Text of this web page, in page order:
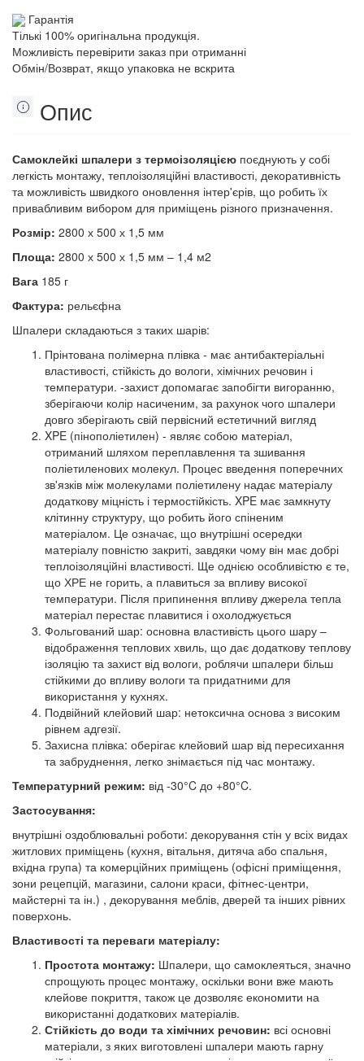
Гарантія
Тількі 100% оригінальна продукція.
Можливість перевірити заказ при отриманні
Обмін/Возврат, якщо упаковка не вскрита
Опис
Самоклейкі шпалери з термоізоляцією поєднують у собі
легкість монтажу, теплоізоляційні властивості, декоративність
та можливість швидкого оновлення інтер'єрів, що робить їх
привабливим вибором для приміщень різного призначення.
Розмір: 2800 х 500 х 1,5 мм
Площа: 2800 х 500 х 1,5 мм – 1,4 м2
Вага 185 г
Фактура: рельєфна
Шпалери складаються з таких шарів:
Прінтована полімерна плівка - має антибактеріальні
властивості, стійкість до вологи, хімічних речовин і
температури. -захист допомагає запобігти вигоранню,
зберігаючи колір насиченим, за рахунок чого шпалери
довго зберігають свій первісний естетичний вигляд
XPE (пінополіетилен) - являє собою матеріал,
отриманий шляхом переплавлення та зшивання
поліетиленових молекул. Процес введення поперечних
зв'язків між молекулами поліетилену надає матеріалу
додаткову міцність і термостійкість. XPE має замкнуту
клітинну структуру, що робить його спіненим
матеріалом. Це означає, що внутрішні осередки
матеріалу повністю закриті, завдяки чому він має добрі
теплоізоляційні властивості. Ще однією особливістю є те,
що ХРЕ не горить, а плавиться за впливу високої
температури. Після припинення впливу джерела тепла
матеріал перестає плавитися і охолоджується
Фольгований шар: основна властивість цього шару –
відображення теплових хвиль, що дає додаткову теплову
ізоляцію та захист від вологи, роблячи шпалери більш
стійкими до впливу вологи та придатними для
використання у кухнях.
Подвійний клейовий шар: нетоксична основа з високим
рівнем адгезії.
Захисна плівка: оберігає клейовий шар від пересихання
та забруднення, легко знімається під час монтажу.
Температурний режим: від -30°C до +80°C.
Застосування:
внутрішні оздоблювальні роботи: декорування стін у всіх видах
житлових приміщень (кухня, вітальня, дитяча або спальня,
вхідна група) та комерційних приміщень (офісні приміщення,
зони рецепцій, магазини, салони краси, фітнес-центри,
майстерні та ін.) , декорування меблів, дверей та інших рівних
поверхонь.
Властивості та переваги матеріалу:
Простота монтажу: Шпалери, що самоклеяться, значно
спрощують процес монтажу, оскільки вони вже мають
клейове покриття, також це дозволяє економити на
використанні додаткових матеріалів.
Стійкість до води та хімічних речовин: всі основні
матеріали, з яких виготовлені шпалери мають гарну